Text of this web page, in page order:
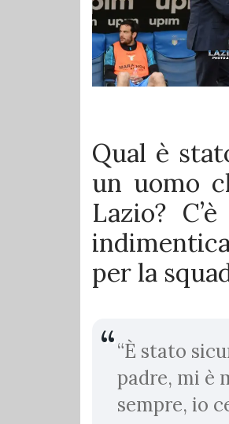
Qual è
un uomo
Lazio?
per la
“È stato
padre, mi è
sempre, io